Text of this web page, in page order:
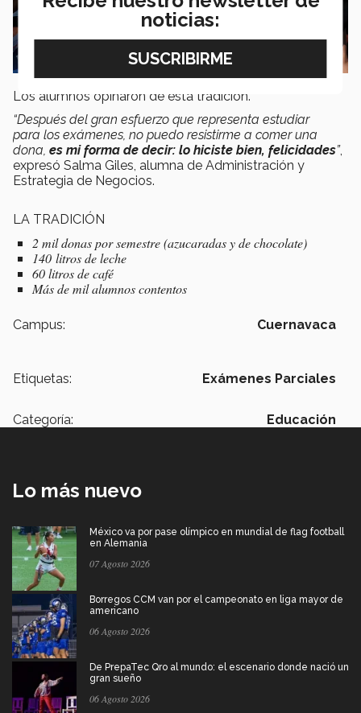
Los alumnos opinaron de esta tradición.
“Después del gran esfuerzo que representa estudiar
para los exámenes, no puedo resistirme a comer una
dona, es mi forma de decir: lo hiciste bien, felicidades”,
expresó Salma Giles, alumna de Administración y
Estrategia de Negocios.
LA TRADICIÓN
2 mil donas por semestre (azucaradas y de chocolate)
140 litros de leche
60 litros de café
Más de mil alumnos contentos
Campus: Cuernavaca
Etiquetas: Exámenes Parciales
Categoría: Educación
Lo más nuevo
México va por pase olímpico en mundial de flag football
en Alemania
07 Agosto 2026
Borregos CCM van por el campeonato en liga mayor de
americano
06 Agosto 2026
De PrepaTec Qro al mundo: el escenario donde nació un
gran sueño
06 Agosto 2026
noticias: